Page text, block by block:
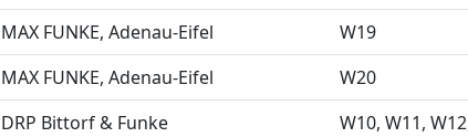
MAX FUNKE, Adenau-Eifel
W19
MAX FUNKE, Adenau-Eifel
W20
DRP Bittorf & Funke W10 W11 W12